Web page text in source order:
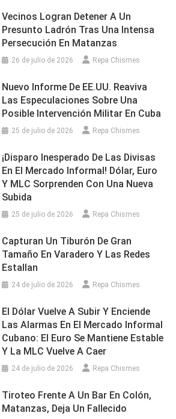
Vecinos Logran Detener A Un
Presunto Ladrón Tras Una Intensa
Persecución En Matanzas
26 de julio de 2026 Repa Chismes
Nuevo Informe De EE.UU. Reaviva
Las Especulaciones Sobre Una
Posible Intervención Militar En Cuba
25 de julio de 2026 Repa Chismes
¡Disparo Inesperado De Las Divisas
En El Mercado Informal! Dólar, Euro
Y MLC Sorprenden Con Una Nueva
Subida
25 de julio de 2026 Repa Chismes
Capturan Un Tiburón De Gran
Tamaño En Varadero Y Las Redes
Estallan
24 de julio de 2026 Repa Chismes
El Dólar Vuelve A Subir Y Enciende
Las Alarmas En El Mercado Informal
Cubano: El Euro Se Mantiene Estable
Y La MLC Vuelve A Caer
24 de julio de 2026 Repa Chismes
Tiroteo Frente A Un Bar En Colón,
Matanzas, Deja Un Fallecido